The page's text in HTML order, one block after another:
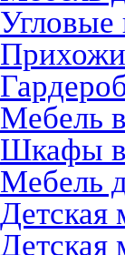
Мебель
Шкафы
Мебель
Детская
Детская